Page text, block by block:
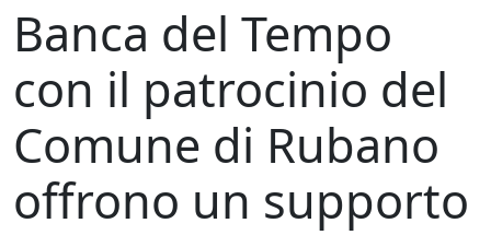
Banca del Tempo
con il patrocinio del
Comune di Rubano
offrono un supporto